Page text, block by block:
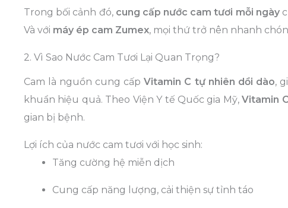
Trong bối cảnh đó, cung cấp nước cam tươi mỗi ngày
Và với máy ép cam Zumex, mọi thứ trở nên nhanh
2. Vì Sao Nước Cam Tươi Lại Quan Trọng?
Cam là nguồn cung cấpVitamin C tự nhiên dồi dào,
khuẩn hiệu quả. Theo Viện Y tế Quốc gia Mỹ,Vitamin
gian bị bệnh.
Lợi ích của nước cam tươi với học sinh:
Tăng cường hệ miễn dịch
Cung cấp năng lượng, cải thiện sự tỉnh táo